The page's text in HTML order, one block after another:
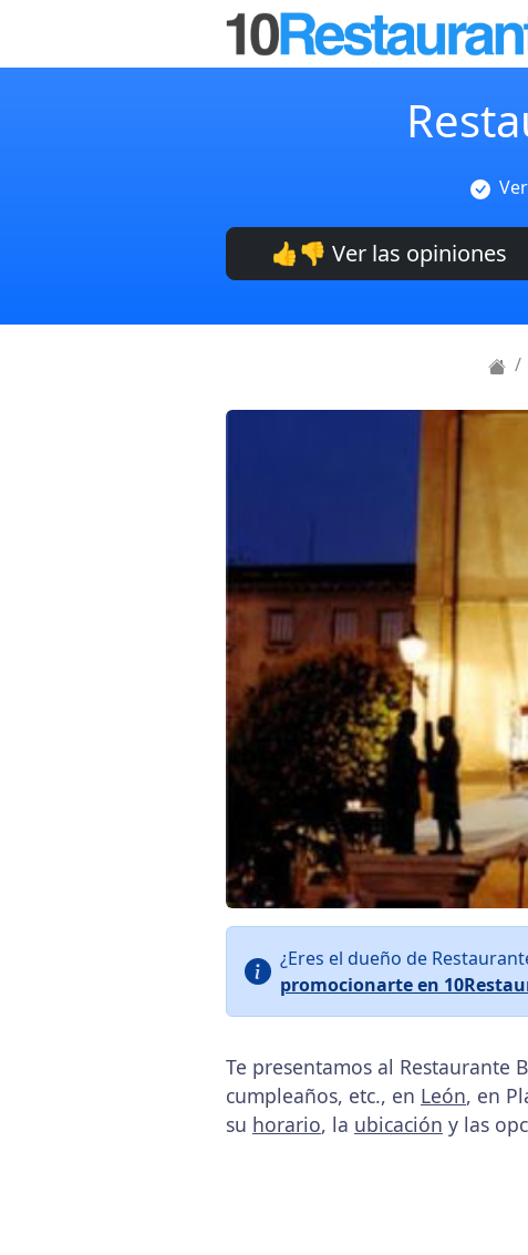
👍👎 Ver las opiniones
¿Eres el dueño de
promocionarte en
Te presentamos al Restaurante
cumpleaños, etc., en León, en
su horario, la ubicación y las